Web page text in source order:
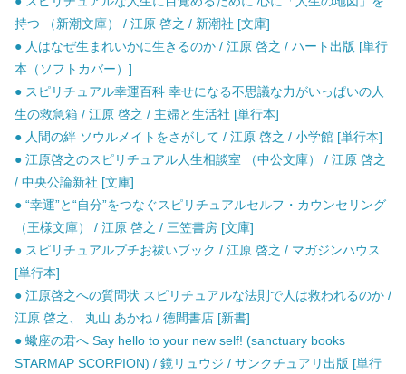
持つ （新潮文庫） / 江原 啓之 / 新潮社 [文庫]
● 人はなぜ生まれいかに生きるのか / 江原 啓之 / ハート出版 [単行
本（ソフトカバー）]
● スピリチュアル幸運百科 幸せになる不思議な力がいっぱいの人
生の救急箱 / 江原 啓之 / 主婦と生活社 [単行本]
● 人間の絆 ソウルメイトをさがして / 江原 啓之 / 小学館 [単行本]
● 江原啓之のスピリチュアル人生相談室 （中公文庫） / 江原 啓之
/ 中央公論新社 [文庫]
● “幸運”と“自分”をつなぐスピリチュアルセルフ・カウンセリング
（王様文庫） / 江原 啓之 / 三笠書房 [文庫]
● スピリチュアルプチお祓いブック / 江原 啓之 / マガジンハウス
[単行本]
● 江原啓之への質問状 スピリチュアルな法則で人は救われるのか /
江原 啓之、 丸山 あかね / 徳間書店 [新書]
● 蠍座の君へ Say hello to your new self! (sanctuary books
STARMAP SCORPION) / 鏡リュウジ / サンクチュアリ出版 [単行